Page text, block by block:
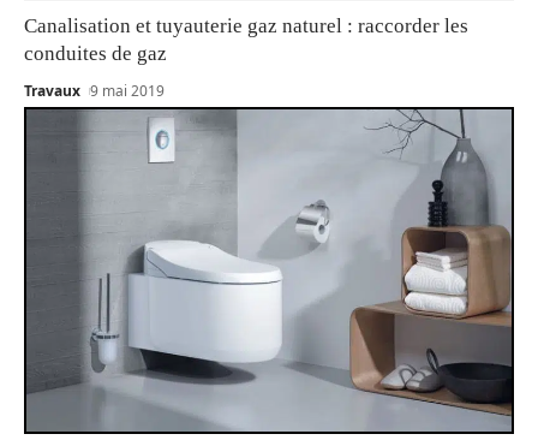
Canalisation et tuyauterie gaz naturel : raccorder les
conduites de gaz
Travaux 9 mai 2019